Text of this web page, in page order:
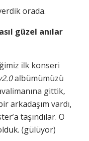
orada.
güzel anılar
ilk konseri
albümümüzü
gittik,
arkadaşım vardı,
taşındılar. O
(gülüyor)